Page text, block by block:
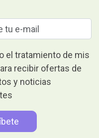
el tratamiento de mis
recibir ofertas de
y noticias